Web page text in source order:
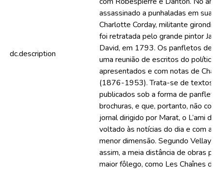
dc.description
assassinado a punhaladas em sua
Charlotte Corday, militante
foi retratada pelo grande pintor
David, em 1793. Os panfletos de
uma reunião de escritos do político
apresentados e com notas de
(1876-1953). Trata-se de textos
publicados sob a forma de
brochuras, e que, portanto, não
jornal dirigido por Marat, o L’ami
voltado às notícias do dia e com
menor dimensão. Segundo Vellay,
assim, a meia distância de obras
maior fôlego, como Les Chaînes de